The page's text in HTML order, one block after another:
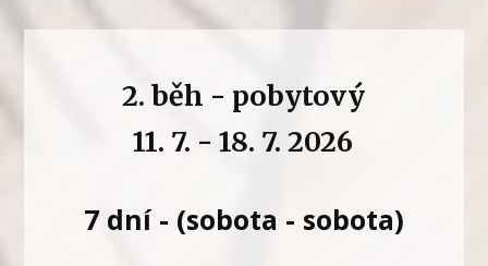
2. běh - pobytový
11. 7. - 18. 7. 2026
7 dní - (sobota - sobota)